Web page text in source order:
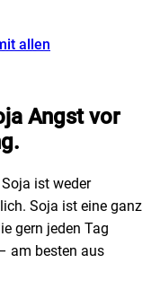
allen
Angst vor
ist weder
Soja ist eine ganz
gern jeden Tag
am besten aus